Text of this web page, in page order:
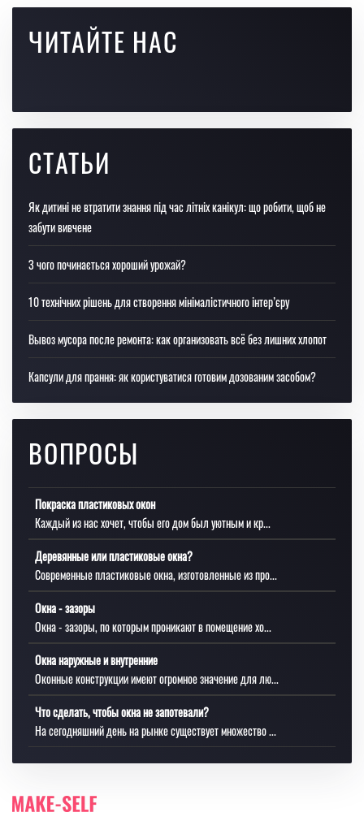
ЧИТАЙТЕ НАС
СТАТЬИ
Як дитині не втратити знання під час літніх канікул: що робити, щоб не
забути вивчене
З чого починається хороший урожай?
10 технічних рішень для створення мінімалістичного інтер’єру
Вывоз мусора после ремонта: как организовать всё без лишних хлопот
Капсули для прання: як користуватися готовим дозованим засобом?
ВОПРОСЫ
Покраска пластиковых окон
Каждый из нас хочет, чтобы его дом был уютным и кр...
Деревянные или пластиковые окна?
Современные пластиковые окна, изготовленные из про...
Окна - зазоры
Окна - зазоры, по которым проникают в помещение хо...
Окна наружные и внутренние
Оконные конструкции имеют огромное значение для лю...
Что сделать, чтобы окна не запотевали?
На сегодняшний день на рынке существует множество ...